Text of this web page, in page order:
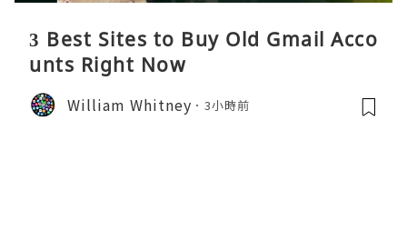
3 Best Sites to Buy Old Gmail Acco
unts Right Now
William Whitney 3小時前